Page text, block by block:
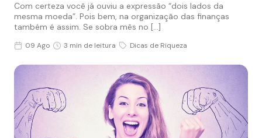
Com certeza você já ouviu a expressão “dois lados da
mesma moeda”. Pois bem, na organização das finanças
também é assim. Se sobra mês no […]
09 Ago 3 min de leitura Dicas de Riqueza